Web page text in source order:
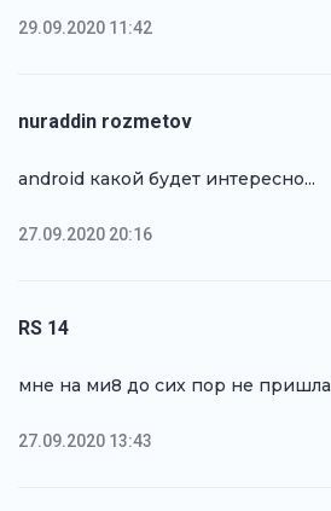
29.09.2020 11:42
nuraddin rozmetov
android какой будет интересно...
27.09.2020 20:16
RS 14
мне на ми8 до сих пор не пришла
27.09.2020 13:43